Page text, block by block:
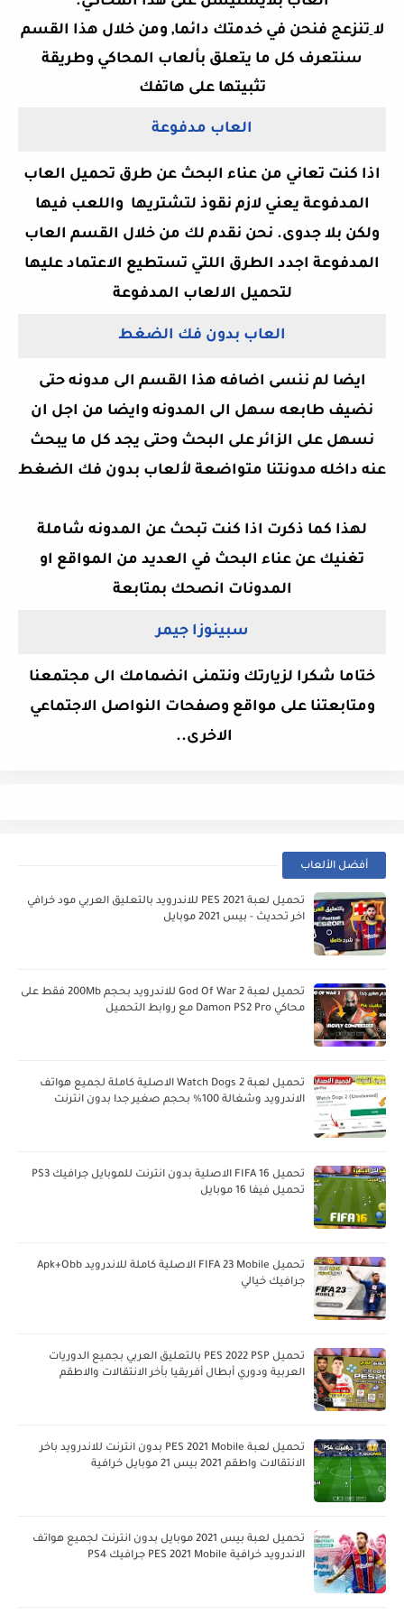
لا تنزعج فنحن في خدمتك دائما, ومن خلال هذا القسم
سنتعرف كل ما يتعلق بألعاب المحاكي وطريقة
تثبيتها على هاتفك
العاب مدفوعة
اذا كنت تعاني من عناء البحث عن طرق تحميل العاب
المدفوعة يعني لازم نقوذ لتشتريها واللعب فيها
ولكن بلا جدوى. نحن نقدم لك من خلال القسم العاب
المدفوعة اجدد الطرق اللتي تستطيع الاعتماد عليها
لتحميل الالعاب المدفوعة
العاب بدون فك الضغط
ايضا لم ننسى اضافه هذا القسم الى مدونه حتى
نضيف طابعه سهل الى المدونه وايضا من اجل ان
نسهل على الزائر على البحث وحتى يجد كل ما يبحث
عنه داخله مدونتنا متواضعة لألعاب بدون فك الضغط
لهذا كما ذكرت اذا كنت تبحث عن المدونه شاملة
تغنيك عن عناء البحث في العديد من المواقع او
المدونات انصحك بمتابعة
سبينوزا جيمر
ختاما شكرا لزيارتك ونتمنى انضمامك الى مجتمعنا
ومتابعتنا على مواقع وصفحات النواصل الاجتماعي
الاخرى..
أفضل الألعاب
تحميل لعبة PES 2021 للاندرويد بالتعليق العربي مود خرافي
اخر تحديث - بيس 2021 موبايل
تحميل لعبة God Of War 2 للاندرويد بحجم 200Mb فقط على
محاكي Damon PS2 Pro مع روابط التحميل
تحميل لعبة Watch Dogs 2 الاصلية كاملة لجميع هواتف
الاندرويد وشغالة 100% بحجم صغير جدا بدون انترنت
تحميل FIFA 16 الاصلية بدون انترنت للموبايل جرافيك PS3
تحميل فيفا 16 موبايل
تحميل FIFA 23 Mobile الاصلية كاملة للاندرويد Apk+Obb
جرافيك خيالي
تحميل PES 2022 PSP بالتعليق العربي بجميع الدوريات
العربية ودوري أبطال أفريقيا بأخر الانتقالات والاطقم
تحميل لعبة PES 2021 Mobile بدون انترنت للاندرويد باخر
الانتقالات واطقم 2021 بيس 21 موبايل خرافية
تحميل لعبة بيس 2021 موبايل بدون انترنت لجميع هواتف
الاندرويد خرافية PES 2021 Mobile جرافيك PS4